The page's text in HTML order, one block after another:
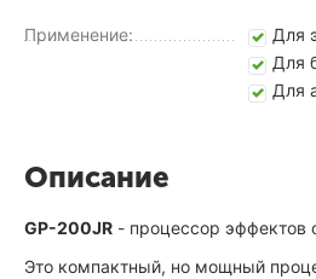
Применение:
Для
Для
Для
Описание
GP-200JR - процессор эффектов
Это компактный, но мощный